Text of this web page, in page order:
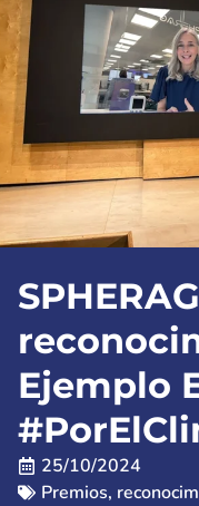
Ejemplo
25/10/2024
Premios,